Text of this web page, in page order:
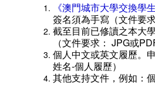
《澳門城市大學交換學
簽名須為手寫（文件要
截至目前已修讀之本大
（文件要求： JPG或
個人中文或英文履歷。
姓名-個人履歷）
其他支持文件，例如：